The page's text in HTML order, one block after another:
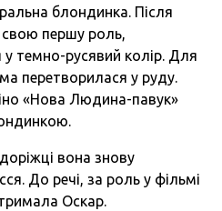
блондинка. Після
першу роль,
темно-русявий колір. Для
перетворилася у руду.
«Нова Людина-павук»
вона знову
До речі, за роль у фільмі
Оскар.